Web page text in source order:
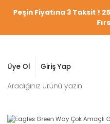
Peşin Fiyatına 3 Taksit !
Üye Ol Giriş Yap